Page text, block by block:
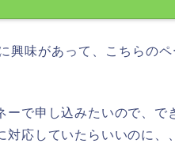
興味があって、こちらの
で申し込みたいので、で
応していたらいいのに、